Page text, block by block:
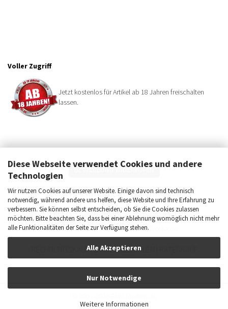
Diese Webseite verwendet Cookies und andere
Technologien
Wir nutzen Cookies auf unserer Website. Einige davon sind technisch
notwendig, während andere uns helfen, diese Website und Ihre Erfahrung zu
verbessern. Sie können selbst entscheiden, ob Sie die Cookies zulassen
möchten. Bitte beachten Sie, dass bei einer Ablehnung womöglich nicht mehr
alle Funktionalitäten der Seite zur Verfügung stehen.
Alle Akzeptieren
Nur Notwendige
Weitere Informationen
Voller Zugriff
Jetzt kostenlos für Artikel ab 18 Jahren freischalten
lassen.
Sichere Zahlungsmöglichkeiten
RECHNUNGSKAUF | SPÄTER BEZAHLEN | RATENKAUF